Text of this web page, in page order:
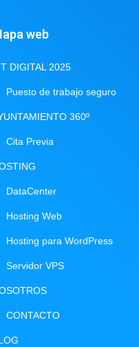
web
DIGITAL 2025
Puesto de trabajo seguro
360º
Cita Previa
DataCenter
Hosting Web
Hosting para WordPress
Servidor VPS
CONTACTO